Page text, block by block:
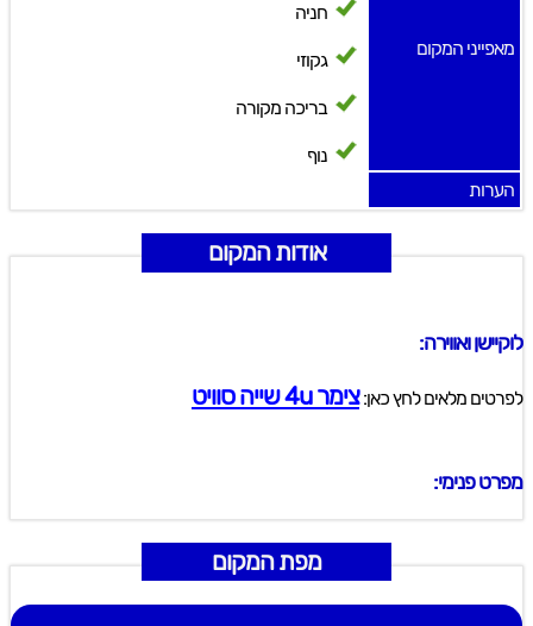
מאפייני המקום
חניה
גקוזי
בריכה מקורה
נוף
הערות
אודות המקום
לוקיישן ואווירה:
לפרטים מלאים לחץ כאן:צימר 4u שייה סוויט
מפרט פנימי:
מפת המקום